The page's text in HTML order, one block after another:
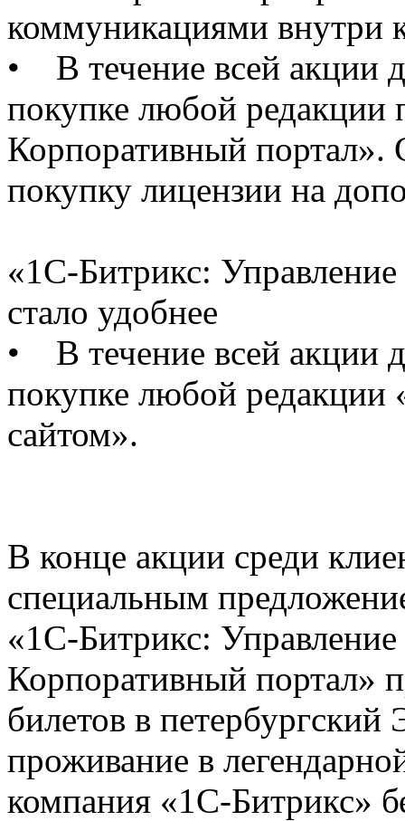
коммуникациями внутри
• В течение всей акции
покупке любой редакции
Корпоративный портал».
покупку лицензии на
«1С-Битрикс:
стало удобнее
• В течение всей акции
покупке любой редакции
сайтом».
В конце акции среди
специальным
«1С-Битрикс:
Корпоративный портал»
билетов в
проживание в
компания «1С-Битрикс»